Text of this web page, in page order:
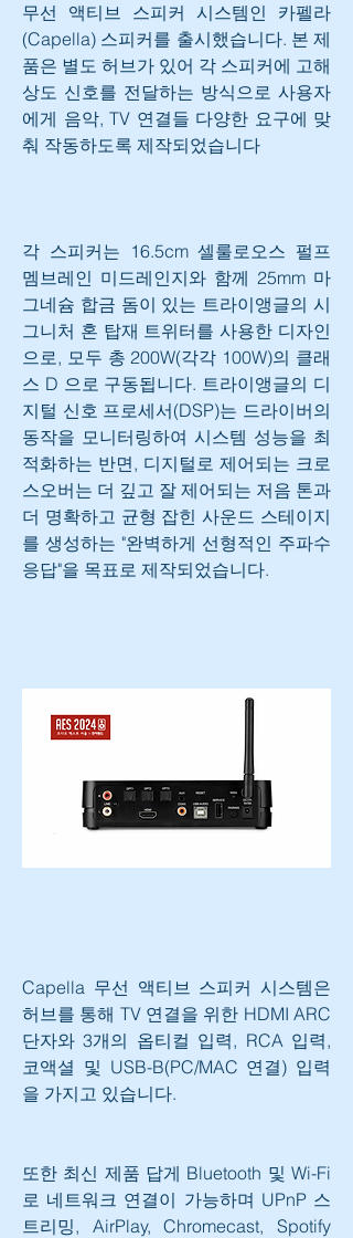
무선 액티브 스피커 시스템인 카펠라
(Capella) 스피커를 출시했습니다. 본 제
품은 별도 허브가 있어 각 스피커에 고해
상도 신호를 전달하는 방식으로 사용자
에게 음악, TV 연결들 다양한 요구에 맞
춰 작동하도록 제작되었습니다
각 스피커는 16.5cm 셀룰로오스 펄프
멤브레인 미드레인지와 함께 25mm 마
그네슘 합금 돔이 있는 트라이앵글의 시
그니처 혼 탑재 트위터를 사용한 디자인
으로, 모두 총 200W(각각 100W)의 클래
스 D 으로 구동됩니다. 트라이앵글의 디
지털 신호 프로세서(DSP)는 드라이버의
동작을 모니터링하여 시스템 성능을 최
적화하는 반면, 디지털로 제어되는 크로
스오버는 더 깊고 잘 제어되는 저음 톤과
더 명확하고 균형 잡힌 사운드 스테이지
를 생성하는 "완벽하게 선형적인 주파수
응답"을 목표로 제작되었습니다.
Capella 무선 액티브 스피커 시스템은
허브를 통해 TV 연결을 위한 HDMI ARC
단자와 3개의 옵티컬 입력, RCA 입력,
코액셜 및 USB-B(PC/MAC 연결) 입력
을 가지고 있습니다.
또한 최신 제품 답게 Bluetooth 및 Wi-Fi
로 네트워크 연결이 가능하며 UPnP 스
트리밍, AirPlay, Chromecast, Spotify